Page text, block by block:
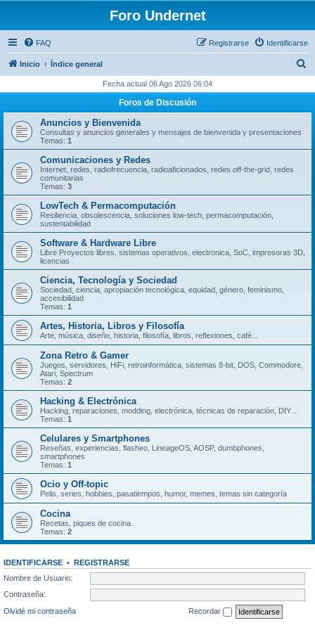
Foro Undernet
FAQ Identificarse
Registrarse
Inicio Índice general
c
r
Fecha actual 06 Ago 2026 06:04
Foros de Discusión
Anuncios y Bienvenida
Consultas y anuncios generales y mensajes de bienvenida y presentaciones
Temas: 1
Comunicaciones y Redes
Internet, redes, radiofrecuencia, radioaficionados, redes off-the-grid, redes
comunitarias
Temas: 3
LowTech & Permacomputación
Resiliencia, obsolescencia, soluciones low-tech, permacomputación,
sustentabilidad
Software & Hardware Libre
Libre Proyectos libres, sistemas operativos, electronica, SoC, impresoras 3D,
licencias
Ciencia, Tecnología y Sociedad
Sociedad, ciencia, apropiación tecnológica, equidad, género, feminismo,
accesibilidad
Temas: 1
Artes, Historia, Libros y Filosofía
Arte, música, diseño, historia, filosofía, libros, reflexiones, café...
Zona Retro & Gamer
Juegos, servidores, HiFi, retroinformática, sistemas 8-bit, DOS, Commodore,
Atari, Spectrum
Temas: 2
Hacking & Electrónica
Hacking, reparaciones, modding, electrónica, técnicas de reparación, DIY...
Temas: 1
Celulares y Smartphones
Reseñas, experiencias, flasheo, LineageOS, AOSP, dumbphones,
smartphones
Temas: 1
Ocio y Off-topic
Pelis, series, hobbies, pasatiempos, humor, memes, temas sin categoría
Cocina
Recetas, piques de cocina.
Temas: 2
IDENTIFICARSE • REGISTRARSE
Nombre de Usuario:
Contraseña:
Olvidé mi contraseña
Recordar